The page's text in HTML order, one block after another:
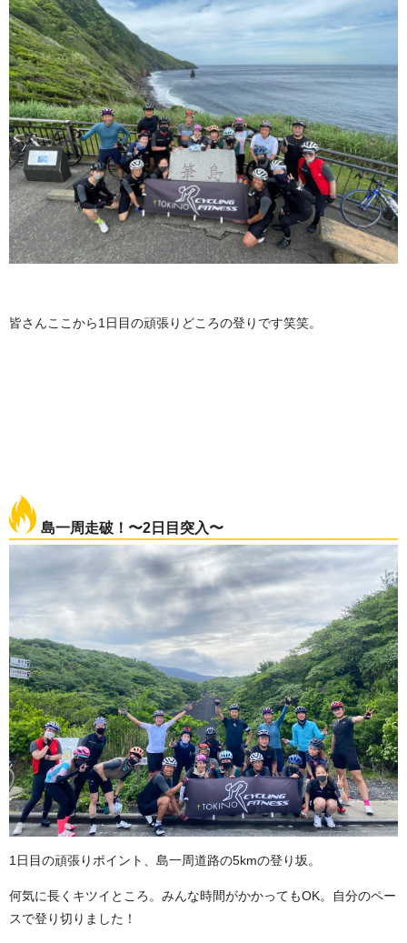
皆さんここから1日目の頑張りどころの登りです笑笑。
島一周走破！〜2日目突入〜
1日目の頑張りポイント、島一周道路の5kmの登り坂。
何気に長くキツイところ。みんな時間がかかってもOK。自分のペー
スで登り切りました！